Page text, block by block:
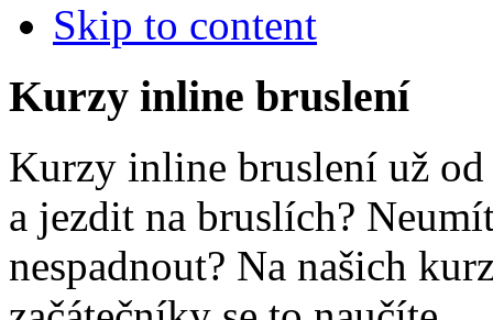
Skip to content
Kurzy inline bruslení
Kurzy inline bruslení už
a jezdit na bruslích?
nespadnout? Na našich